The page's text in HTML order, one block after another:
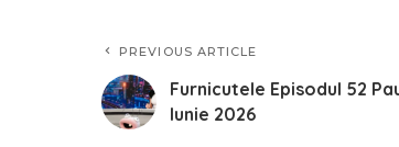
PREVIOUS ARTICLE
Furnicutele Episodul 52
Iunie 2026